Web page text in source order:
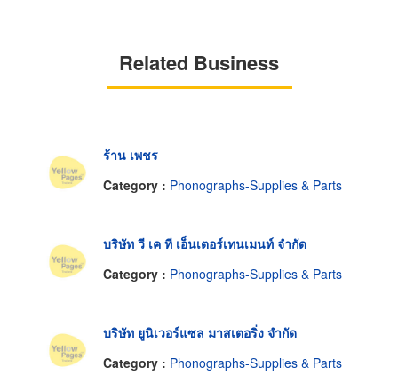
Related Business
ร้าน เพชร
Category : Phonographs-Supplies & Parts
บริษัท วี เค ที เอ็นเตอร์เทนเมนท์ จำกัด
Category : Phonographs-Supplies & Parts
บริษัท ยูนิเวอร์แซล มาสเตอริ่ง จำกัด
Category : Phonographs-Supplies & Parts